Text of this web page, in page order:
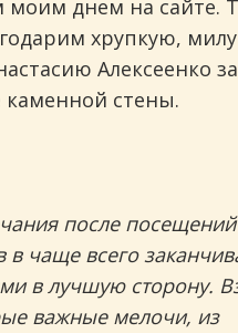
моим днем на сайте.
хрупкую,
Алексеенко
стены.
после посещений
в чаще всего
в лучшую сторону.
важные мелочи, из